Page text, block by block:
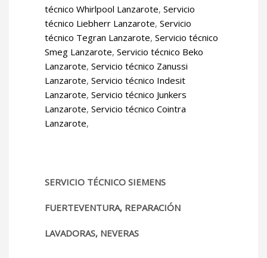
técnico Whirlpool Lanzarote, Servicio
técnico Liebherr Lanzarote, Servicio
técnico Tegran Lanzarote, Servicio técnico
Smeg Lanzarote, Servicio técnico Beko
Lanzarote, Servicio técnico Zanussi
Lanzarote, Servicio técnico Indesit
Lanzarote, Servicio técnico Junkers
Lanzarote, Servicio técnico Cointra
Lanzarote,
SERVICIO TÉCNICO SIEMENS
FUERTEVENTURA, REPARACIÓN
LAVADORAS, NEVERAS